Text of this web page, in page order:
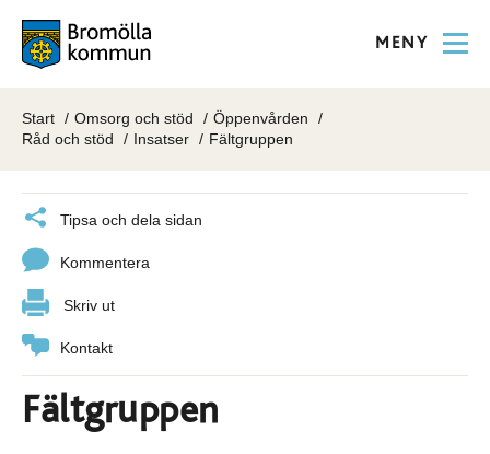
MENY
Start Omsorg och stöd
Öppenvården
Råd och stöd
Insatser Fältgruppen
Tipsa och dela sidan
Kommentera
Skriv ut
Kontakt
Fältgruppen